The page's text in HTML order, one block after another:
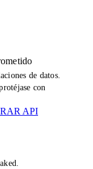
de datos.
con
API